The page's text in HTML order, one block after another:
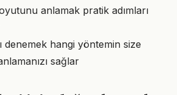
anlamak pratik adımları
denemek hangi yöntemin size
sağlar